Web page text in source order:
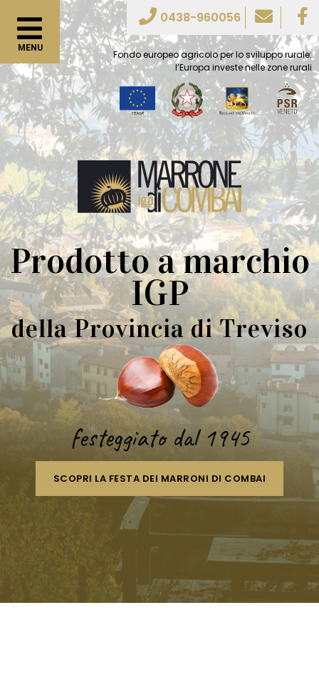
0438-960056
Fondo europeo agricolo per lo sviluppo rurale:
l’Europa investe nelle zone rurali
Prodotto a marchio
IGP
della Provincia di Treviso
festeggiato dal 1945
SCOPRI LA FESTA DEI MARRONI DI COMBAI